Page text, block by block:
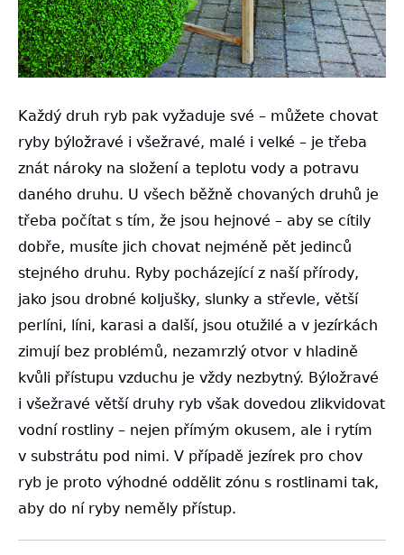
Každý druh ryb pak vyžaduje své – můžete chovat
ryby býložravé i všežravé, malé i velké – je třeba
znát nároky na složení a teplotu vody a potravu
daného druhu. U všech běžně chovaných druhů je
třeba počítat s tím, že jsou hejnové – aby se cítily
dobře, musíte jich chovat nejméně pět jedinců
stejného druhu. Ryby pocházející z naší přírody,
jako jsou drobné koljušky, slunky a střevle, větší
perlíni, líni, karasi a další, jsou otužilé a v jezírkách
zimují bez problémů, nezamrzlý otvor v hladině
kvůli přístupu vzduchu je vždy nezbytný. Býložravé
i všežravé větší druhy ryb však dovedou zlikvidovat
vodní rostliny – nejen přímým okusem, ale i rytím
v substrátu pod nimi. V případě jezírek pro chov
ryb je proto výhodné oddělit zónu s rostlinami tak,
aby do ní ryby neměly přístup.